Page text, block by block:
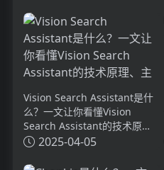
Vision Search Assistant是什
么？一文让你看懂Vision
Search Assistant的技术原
理、主要功能、应用场景
2025-04-05